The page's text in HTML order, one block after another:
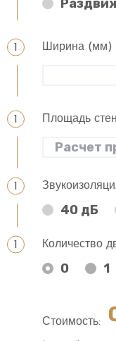
Ширина (мм)
Площадь
40 дБ
Количество
0 1
Стоимость: